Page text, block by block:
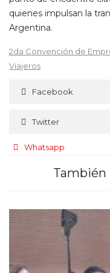
quienes impulsan la
Argentina.
2da Convención de
Viajeros
Facebook
Twitter
Whatsapp
También